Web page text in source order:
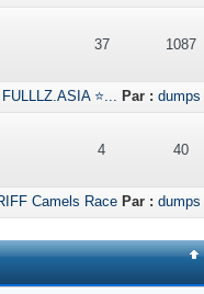
37 1087
FULLLZ.ASIA ⭐... Par : dumps
4 40
Camels Race Par : dumps